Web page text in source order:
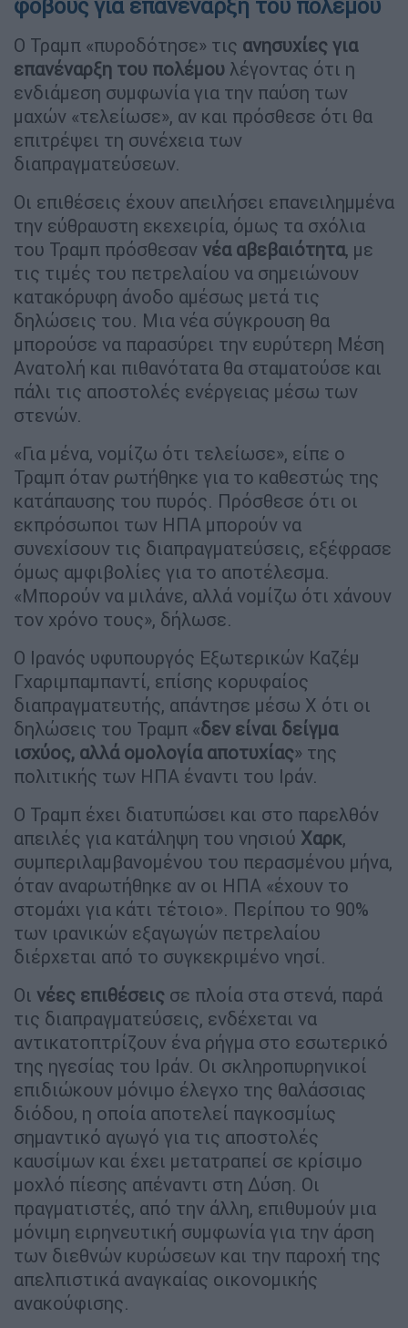
φόβους για επανέναρξη του πολέμου
Ο Τραμπ «πυροδότησε» τις ανησυχίες για
επανέναρξη του πολέμου λέγοντας ότι η
ενδιάμεση συμφωνία για την παύση των
μαχών «τελείωσε», αν και πρόσθεσε ότι θα
επιτρέψει τη συνέχεια των
διαπραγματεύσεων.
Οι επιθέσεις έχουν απειλήσει επανειλημμένα
την εύθραυστη εκεχειρία, όμως τα σχόλια
του Τραμπ πρόσθεσαν νέα αβεβαιότητα, με
τις τιμές του πετρελαίου να σημειώνουν
κατακόρυφη άνοδο αμέσως μετά τις
δηλώσεις του. Μια νέα σύγκρουση θα
μπορούσε να παρασύρει την ευρύτερη Μέση
Ανατολή και πιθανότατα θα σταματούσε και
πάλι τις αποστολές ενέργειας μέσω των
στενών.
«Για μένα, νομίζω ότι τελείωσε», είπε ο
Τραμπ όταν ρωτήθηκε για το καθεστώς της
κατάπαυσης του πυρός. Πρόσθεσε ότι οι
εκπρόσωποι των ΗΠΑ μπορούν να
συνεχίσουν τις διαπραγματεύσεις, εξέφρασε
όμως αμφιβολίες για το αποτέλεσμα.
«Μπορούν να μιλάνε, αλλά νομίζω ότι χάνουν
τον χρόνο τους», δήλωσε.
Ο Ιρανός υφυπουργός Εξωτερικών Καζέμ
Γχαριμπαμπαντί, επίσης κορυφαίος
διαπραγματευτής, απάντησε μέσω X ότι οι
δηλώσεις του Τραμπ «δεν είναι δείγμα
ισχύος, αλλά ομολογία αποτυχίας» της
πολιτικής των ΗΠΑ έναντι του Ιράν.
Ο Τραμπ έχει διατυπώσει και στο παρελθόν
απειλές για κατάληψη του νησιού Χαρκ,
συμπεριλαμβανομένου του περασμένου μήνα,
όταν αναρωτήθηκε αν οι ΗΠΑ «έχουν το
στομάχι για κάτι τέτοιο». Περίπου το 90%
των ιρανικών εξαγωγών πετρελαίου
διέρχεται από το συγκεκριμένο νησί.
Οι νέες επιθέσεις σε πλοία στα στενά, παρά
τις διαπραγματεύσεις, ενδέχεται να
αντικατοπτρίζουν ένα ρήγμα στο εσωτερικό
της ηγεσίας του Ιράν. Οι σκληροπυρηνικοί
επιδιώκουν μόνιμο έλεγχο της θαλάσσιας
διόδου, η οποία αποτελεί παγκοσμίως
σημαντικό αγωγό για τις αποστολές
καυσίμων και έχει μετατραπεί σε κρίσιμο
μοχλό πίεσης απέναντι στη Δύση. Οι
πραγματιστές, από την άλλη, επιθυμούν μια
μόνιμη ειρηνευτική συμφωνία για την άρση
των διεθνών κυρώσεων και την παροχή της
απελπιστικά αναγκαίας οικονομικής
ανακούφισης.